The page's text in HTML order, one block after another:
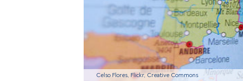
Celso Flores, Flickr, Creative Commons